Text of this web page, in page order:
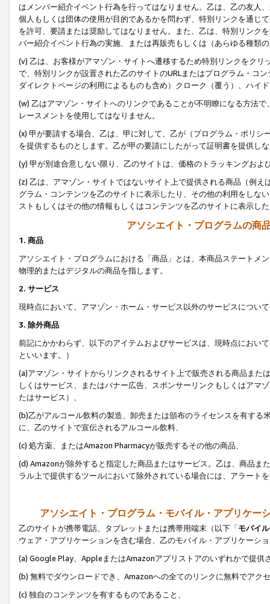
はメンバー紹介イベント行為を行ってはなりません。乙は、乙の友人
個人もしくは団体の使用が目的であるかを問わず、特別リンクを通じ
を許可、要請または奨励してはなりません。また、乙は、特別リンク
バー紹介イベント行為の実施、または再販売もしくは（あらゆる種類
(v) 乙は、お客様がアマゾン・サイトへ遷移するため特別リンクをク
で、特別リンクが設置された乙のサイトのURLまたはプログラム・コ
ダイレクトページの利用によるものも含め）クローク（覆う）、ハイ
(w) 乙はアマゾン・サイトへのリンクであることが不明瞭になる方法
レースメントを使用してはなりません。
(x) 甲が要請する場合、乙は、甲に対して、乙が（プログラム・ポリ
を提供するものとします。乙が甲の要請にしたがって証明書を提供し
(y) 甲が別途合意しない限り、乙のサイトは、価格のトラッキングお
(z) 乙は、アマゾン・サイトではないサイト上で提供される商品（例
グラム・コンテンツを乙のサイトに表示したり、その他の利用をしな
ストもしくはその他の情報もしくはコンテンツを乙のサイトに表示し
アソシエイト・プログラムの商
1. 商品
アソシエイト・プログラムにおける「商品」とは、本商品ステートメ
物理的またはデジタルの商品を指します。
2. サービス
現時点において、アマゾン・ホーム・サービス以外のサービスについ
3. 除外商品
前記にかかわらず、以下のアイテムおよびサービスは、現時点におい
といいます。）
(a)アマゾン・サイトからリンクされるサイト上で販売される商品ま
しくはサービス、またはバナー広告、スポンサーリンクもしくはアマ
たはサービス）、
(b)乙がアルコール飲料の製造、卸売または頒布のライセンスを有す
に、乙のサイトで宣伝されるアルコール飲料、
(c) 処方薬、またはAmazon Pharmacyが販売するその他の商品、
(d) Amazonが除外すると指定した商品またはサービス。乙は、商品ま
ラル上で提供するツールにおいて除外されている場合には、アラート
アソシエイト・プログラム・モバイル・アプリケー
乙のサイトが携帯電話、タブレットまたは携帯用端末（以下「モバイ
ウェア・アプリケーションを含む場合、乙のモバイル・アプリケーシ
(a) Google Play、AppleまたはAmazonアプリストアのいずれかで提供
(b) 無料でダウンロードでき、Amazonへの全てのリンクに無料でアク
(c) 独自のコンテンツを有するものであること、